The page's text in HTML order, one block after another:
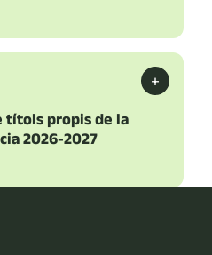
+
títols propis de la
2026-2027